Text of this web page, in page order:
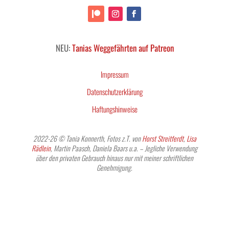
NEU:Tanias Weggefährten auf Patreon
Impressum
Datenschutzerklärung
Haftungshinweise
2022-26 © Tania Konnerth, Fotos z.T. vonHorst Streitferdt, Lisa
Rädlein, Martin Paasch, Daniela Baars u.a. – Jegliche Verwendung
über den privaten Gebrauch hinaus nur mit meiner schriftlichen
Genehmigung.